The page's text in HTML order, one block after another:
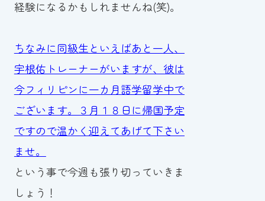
経験になるかもしれませんね(笑)。
ちなみに同級生といえばあと一人、
宇根佑トレーナーがいますが、彼は
今フィリピンに一カ月語学留学中で
ございます。３月１８日に帰国予定
ですので温かく迎えてあげて下さい
ませ。
という事で今週も張り切っていきま
しょう！